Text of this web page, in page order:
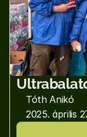
Tóth Anikó
2025. április